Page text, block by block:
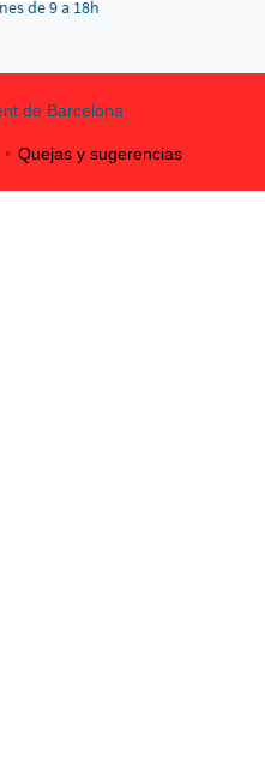
de 9 a 18h
Quejas y sugerencias